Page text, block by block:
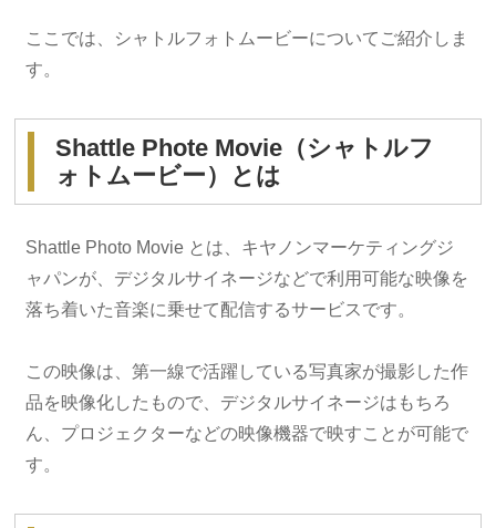
ここでは、シャトルフォトムービーについてご紹介しま
す。
Shattle Phote Movie（シャトルフ
ォトムービー）とは
Shattle Photo Movie とは、キヤノンマーケティングジ
ャパンが、デジタルサイネージなどで利用可能な映像を
落ち着いた音楽に乗せて配信するサービスです。
この映像は、第一線で活躍している写真家が撮影した作
品を映像化したもので、デジタルサイネージはもちろ
ん、プロジェクターなどの映像機器で映すことが可能で
す。